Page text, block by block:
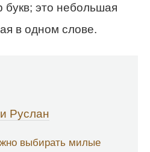
букв; это небольшая
в одном слове.
Руслан
выбирать милые